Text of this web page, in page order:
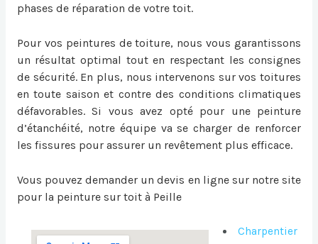
phases de réparation de votre toit.
Pour vos peintures de toiture, nous vous garantissons
un résultat optimal tout en respectant les consignes
de sécurité. En plus, nous intervenons sur vos toitures
en toute saison et contre des conditions climatiques
défavorables. Si vous avez opté pour une peinture
d’étanchéité, notre équipe va se charger de renforcer
les fissures pour assurer un revêtement plus efficace.
Vous pouvez demander un devis en ligne sur notre site
pour la peinture sur toit à Peille
Charpentier